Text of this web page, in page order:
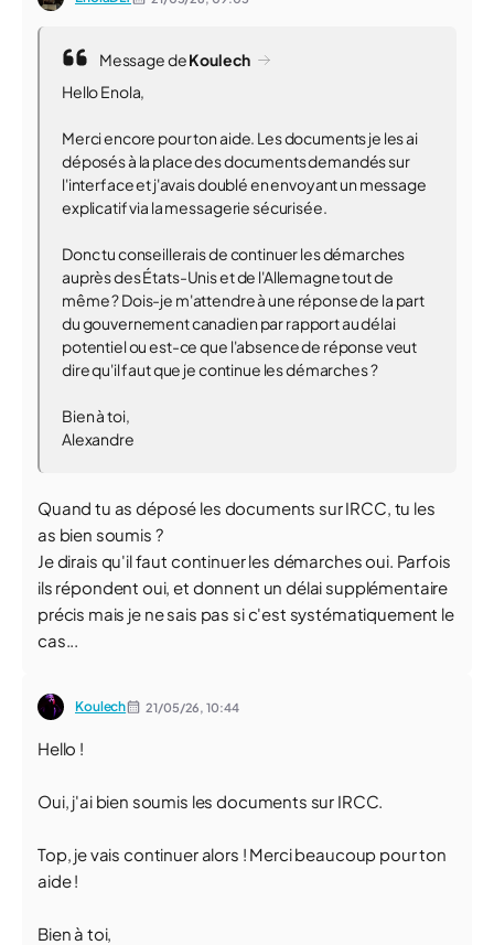
Message deKoulech
Hello Enola,
Merci encore pour ton aide. Les documents je les ai
déposés à la place des documents demandés sur
l'interface et j'avais doublé en envoyant un message
explicatif via la messagerie sécurisée.
Donc tu conseillerais de continuer les démarches
auprès des États-Unis et de l'Allemagne tout de
même ? Dois-je m'attendre à une réponse de la part
du gouvernement canadien par rapport au délai
potentiel ou est-ce que l'absence de réponse veut
dire qu'il faut que je continue les démarches ?
Bien à toi,
Alexandre
Quand tu as déposé les documents sur IRCC, tu les
as bien soumis ?
Je dirais qu'il faut continuer les démarches oui. Parfois
ils répondent oui, et donnent un délai supplémentaire
précis mais je ne sais pas si c'est systématiquement le
cas...
Koulech 21/05/26,10:44
Hello !
Oui, j'ai bien soumis les documents sur IRCC.
Top, je vais continuer alors ! Merci beaucoup pour ton
aide !
Bien à toi,